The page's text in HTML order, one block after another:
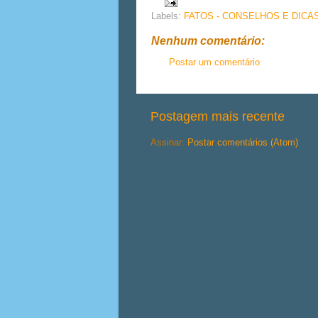
Labels: FATOS - CONSELHOS E
Nenhum comentário:
Postar um comentário
Postagem mais recente
Assinar: Postar comentários (Atom)